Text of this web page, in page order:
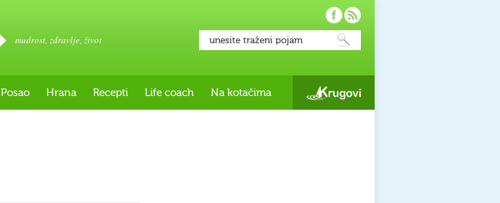
mudrost, zdravlje, život
Posao Hrana Recepti Life coach Na kotačima